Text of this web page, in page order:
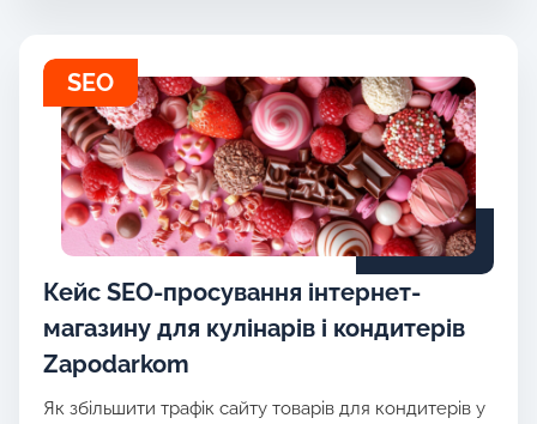
SEO
Кейс SEO-просування інтернет-
магазину для кулінарів і кондитерів
Zapodarkom
Як збільшити трафік сайту товарів для кондитерів у